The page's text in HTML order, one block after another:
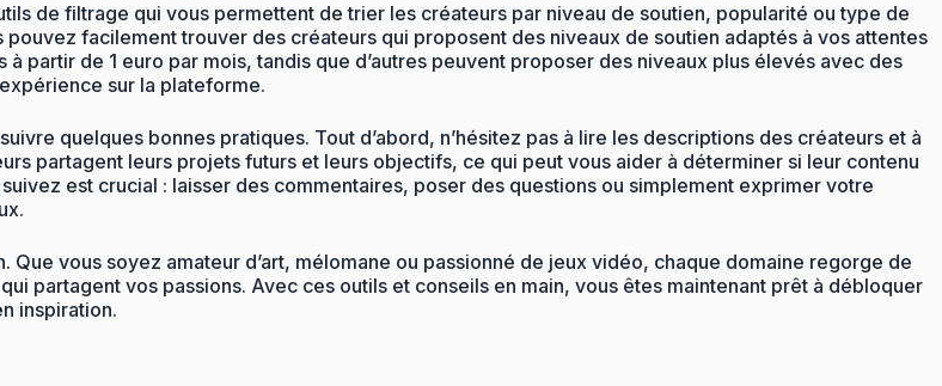
de filtrage qui vous permettent de trier les créateurs par niveau de soutien, popularité ou type de
facilement trouver des créateurs qui proposent des niveaux de soutien adaptés à vos attentes
partir de 1 euro par mois, tandis que d’autres peuvent proposer des niveaux plus élevés avec des
sur la plateforme.
quelques bonnes pratiques. Tout d’abord, n’hésitez pas à lire les descriptions des créateurs et à
partagent leurs projets futurs et leurs objectifs, ce qui peut vous aider à déterminer si leur contenu
est crucial : laisser des commentaires, poser des questions ou simplement exprimer votre
vous soyez amateur d’art, mélomane ou passionné de jeux vidéo, chaque domaine regorge de
partagent vos passions. Avec ces outils et conseils en main, vous êtes maintenant prêt à débloquer
inspiration.